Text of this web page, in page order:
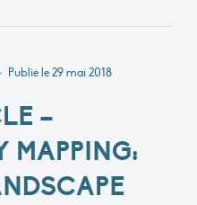
• Publié le29 mai 2018
–
MAPPING: